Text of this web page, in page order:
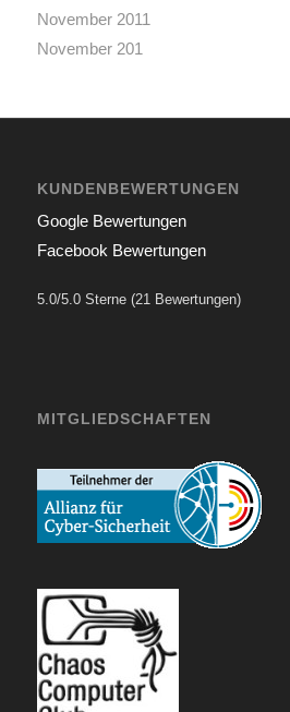
November 2011
November 201
KUNDENBEWERTUNGEN
Google Bewertungen
Facebook Bewertungen
5.0/5.0 Sterne (21 Bewertungen)
MITGLIEDSCHAFTEN